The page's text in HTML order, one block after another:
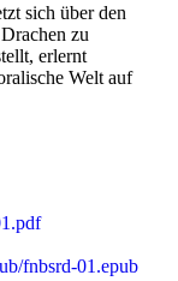
sich über den
zu
erlernt
Welt auf
fnbsrd-01.epub